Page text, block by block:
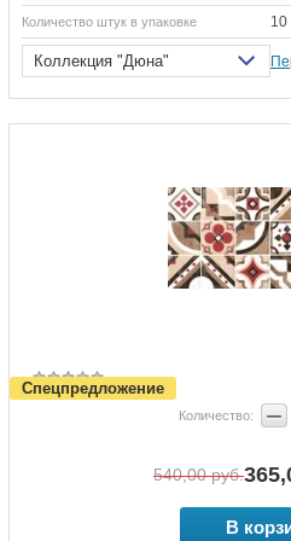
Количество штук в упаковке 10
Коллекция "Дюна"
Спецпредложение
Количество: −
540,00руб.
В